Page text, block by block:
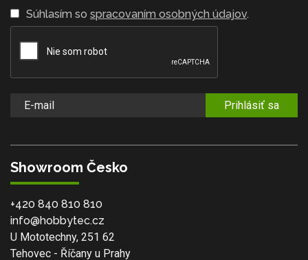
Súhlasím so spracovaním osobných údajov.
Prihlásiť sa
Showroom Česko
+420 840 810 810
info@hobbytec.cz
U Mototechny, 251 62
Tehovec - Říčany u Prahy